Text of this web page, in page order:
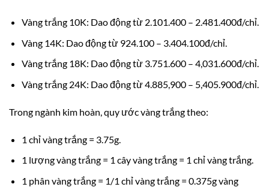
Vàng trắng 10K: Dao động từ 2.101.400 – 2.481.400đ/chỉ.
Vàng 14K: Dao động từ 924.100 – 3.404.100đ/chỉ.
Vàng trắng 18K: Dao động từ 3.751.600 – 4,031.600đ/chỉ.
Vàng trắng 24K: Dao động từ 4.885,900 – 5,405.900đ/chỉ.
Trong ngành kim hoàn, quy ước vàng trắng theo:
1 chỉ vàng trắng = 3.75g.
1 lượng vàng trắng = 1 cây vàng trắng = 1 chỉ vàng trắng.
1 phân vàng trắng = 1/1 chỉ vàng trắng = 0.375g vàng